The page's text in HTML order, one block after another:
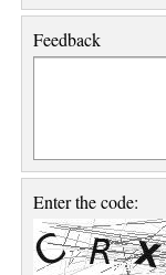
Feedback
Enter the code: